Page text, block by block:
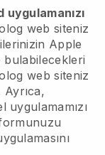
web siteniz
Apple
web siteniz